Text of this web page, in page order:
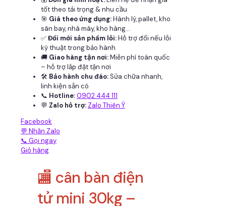
tốt theo tải trọng & nhu cầu
🎯 Giá theo ứng dụng:Hành lý, pallet, kho
sân bay, nhà máy, kho hàng...
✅Đổi mới sản phẩm lỗi:Hỗ trợ đổi nếu lỗi
kỹ thuật trong bảo hành
🚚 Giao hàng tận nơi:Miễn phí toàn quốc
– hỗ trợ lắp đặt tận nơi
🛠 Bảo hành chu đáo:Sửa chữa nhanh,
linh kiện sẵn có
📞 Hotline:0902 444 111
💬 Zalo hỗ trợ: Zalo Thiên Ý
Facebook
💬 Nhắn Zalo
📞 Gọi ngay
Giỏ hàng
🏬 cân bàn điện
tử mini 30kg –